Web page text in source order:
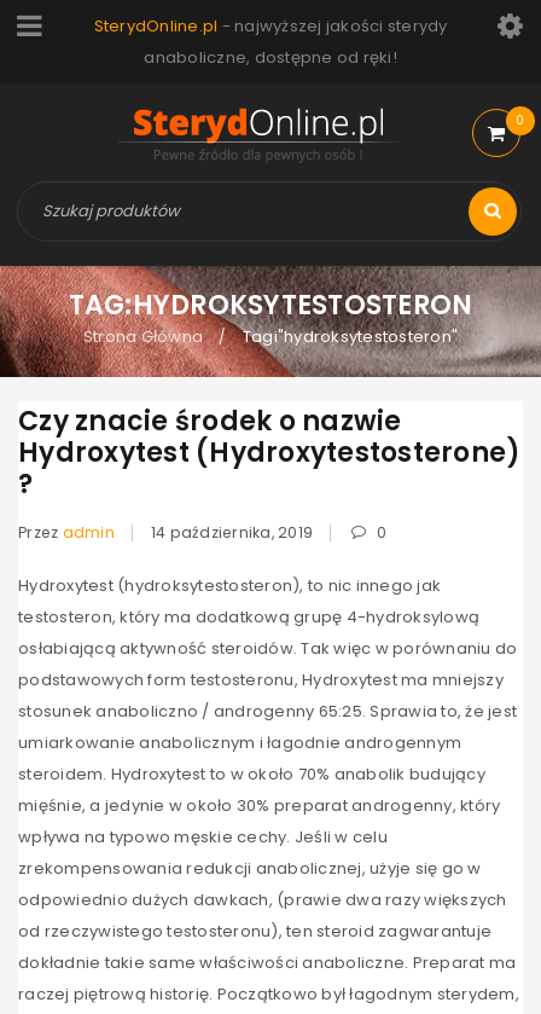
SterydOnline.pl - najwyższej jakości sterydy
anaboliczne, dostępne od ręki!
0
TAG:HYDROKSYTESTOSTERON
Strona Główna / Tagi"hydroksytestosteron"
Czy znacie środek o nazwie
Hydroxytest (Hydroxytestosterone)
?
Przez admin 14 października, 2019 0
Hydroxytest (hydroksytestosteron), to nic innego jak
testosteron, który ma dodatkową grupę 4-hydroksylową
osłabiającą aktywność steroidów. Tak więc w porównaniu do
podstawowych form testosteronu, Hydroxytest ma mniejszy
stosunek anaboliczno / androgenny 65:25. Sprawia to, że jest
umiarkowanie anabolicznym i łagodnie androgennym
steroidem. Hydroxytest to w około 70% anabolik budujący
mięśnie, a jedynie w około 30% preparat androgenny, który
wpływa na typowo męskie cechy. Jeśli w celu
zrekompensowania redukcji anabolicznej, użyje się go w
odpowiednio dużych dawkach, (prawie dwa razy większych
od rzeczywistego testosteronu), ten steroid zagwarantuje
dokładnie takie same właściwości anaboliczne. Preparat ma
raczej piętrową historię. Początkowo był łagodnym sterydem,